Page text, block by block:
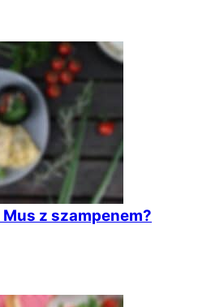
z szampenem?